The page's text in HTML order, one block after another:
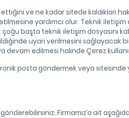
ve ne kadar sitede kaldıkları
yardımcı olur. Teknik
başta teknik iletişim dosyasını
uyarı verilmesini sağlayacak
devam edilmesi halinde Çerez
posta göndermek veya
Firmamız’a ait